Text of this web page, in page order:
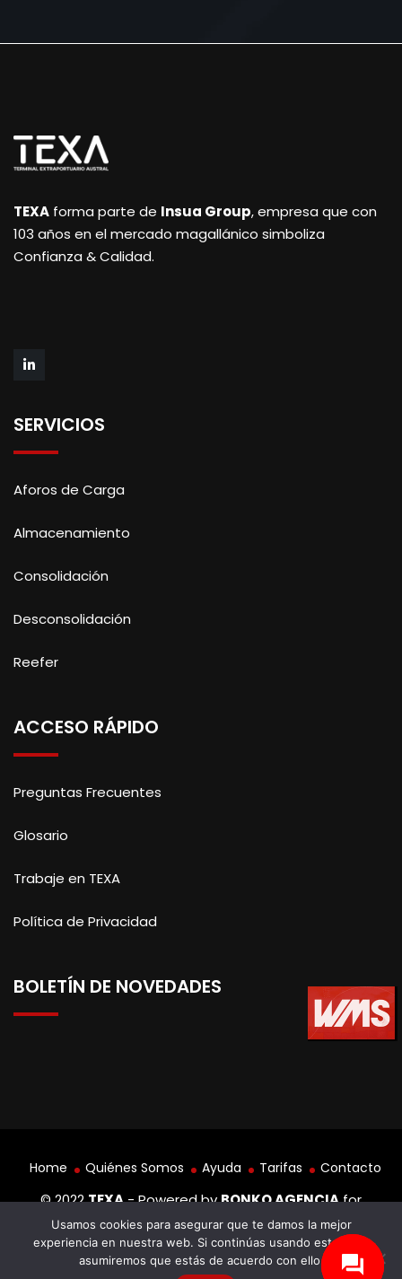
TEXA forma parte de Insua Group, empresa que con
103 años en el mercado magallánico simboliza
Confianza & Calidad.
SERVICIOS
Aforos de Carga
Almacenamiento
Consolidación
Desconsolidación
Reefer
ACCESO RÁPIDO
Preguntas Frecuentes
Glosario
Trabaje en TEXA
Política de Privacidad
BOLETÍN DE NOVEDADES
© 2022TEXA- Powered byBONKO AGENCIAfor
PROYCOM
Home Quiénes Somos Ayuda Tarifas Contacto
Usamos cookies para asegurar que te damos la mejor
experiencia en nuestra web. Si continúas usando este sitio,
asumiremos que estás de acuerdo con ello.